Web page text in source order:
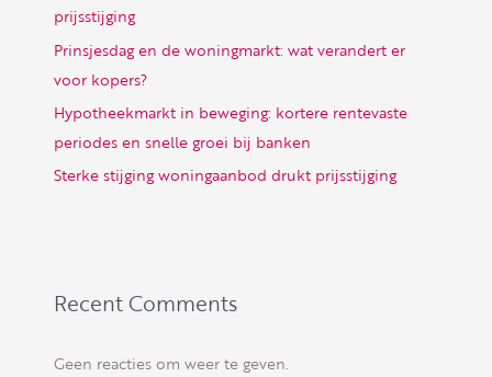
prijsstijging
Prinsjesdag en de woningmarkt: wat verandert er
voor kopers?
Hypotheekmarkt in beweging: kortere rentevaste
periodes en snelle groei bij banken
Sterke stijging woningaanbod drukt prijsstijging
Recent Comments
Geen reacties om weer te geven.